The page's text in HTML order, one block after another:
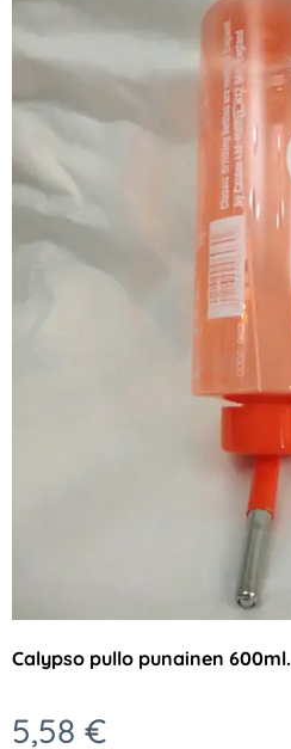
Calypso pullo punainen 600ml.
5,58 €